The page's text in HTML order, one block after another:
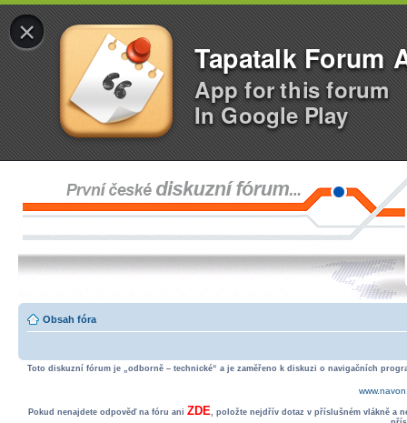
×
Tapatalk Forum
App for this forum
In Google Play
Obsah fóra
Toto diskuzní fórum je „odborně – technické“ a je zaměřeno k diskuzi o navigačních
Pokud nenajdete odpověď na fóru ani ZDE, položte nejdřív dotaz v příslušném vlákně a